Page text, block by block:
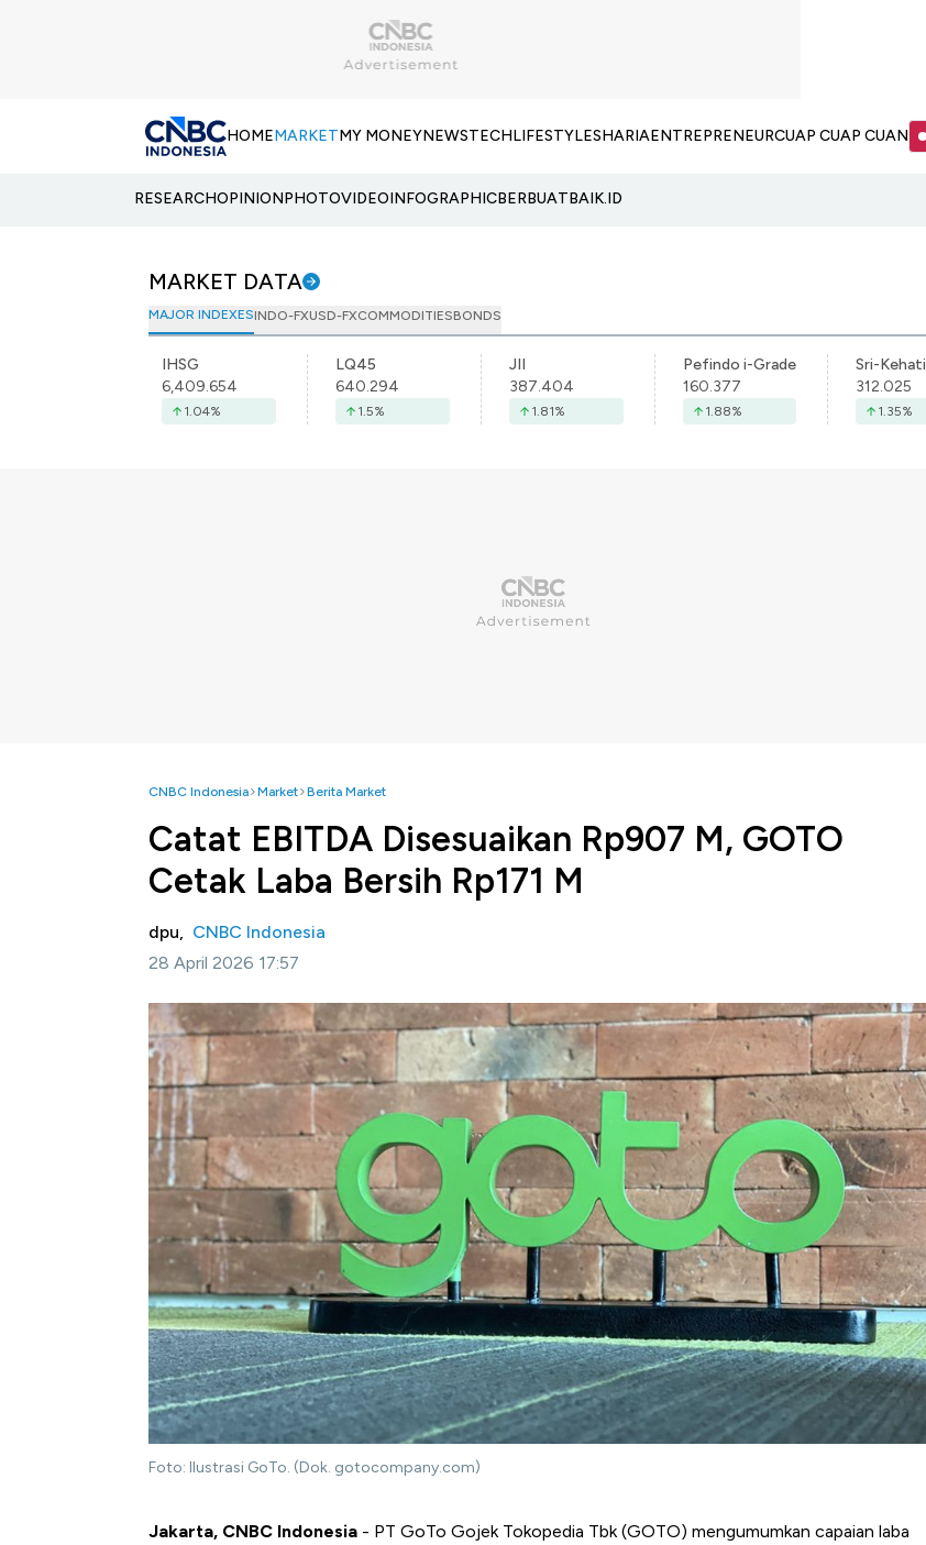
HOMEMARKETMY MONEYNEWSTECHLIFESTYLESHARIAENTREPRENEURCUAP CUAP CUAN
RESEARCHOPINIONPHOTOVIDEOINFOGRAPHICBERBUATBAIK.ID
MARKET DATA
MAJOR INDEXESINDO-FXUSD-FXCOMMODITIESBONDS
IHSG
6,409.654
1.04%
LQ45
640.294
1.5%
JII
387.404
1.81%
Pefindo i-Grade
160.377
1.88%
Sri-Kehati
312.025
1.35%
CNBC Indonesia Market Berita Market
Catat EBITDA Disesuaikan Rp907 M, GOTO
Cetak Laba Bersih Rp171 M
dpu, CNBC Indonesia
28 April 2026 17:57
Foto: Ilustrasi GoTo. (Dok. gotocompany.com)
Jakarta, CNBC Indonesia - PT GoTo Gojek Tokopedia Tbk (GOTO) mengumumkan capaian laba